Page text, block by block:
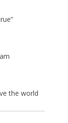
the world